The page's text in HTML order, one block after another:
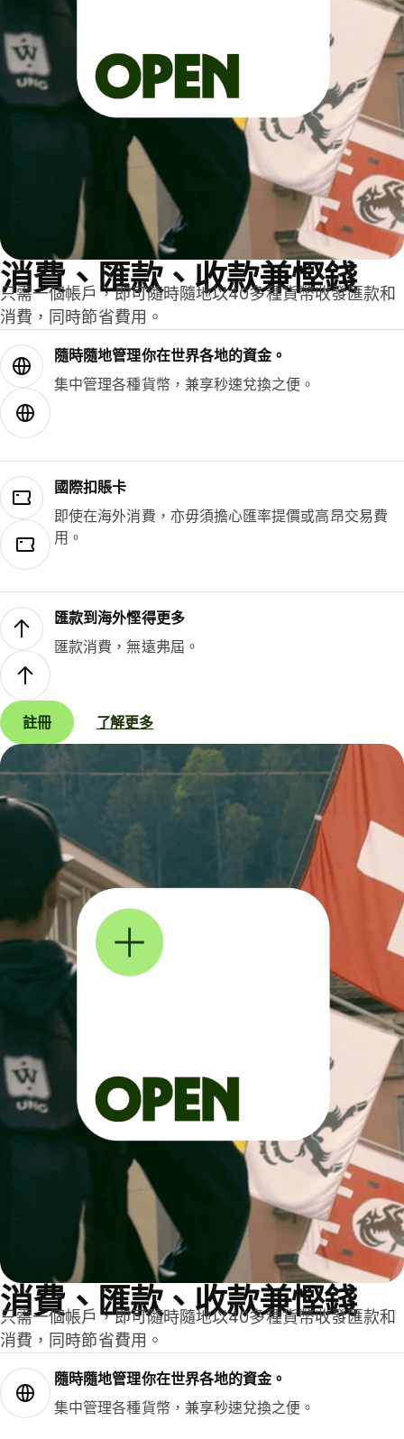
消費、匯款、收款兼慳錢
只需一個帳戶，即可隨時隨地以40多種貨幣收發匯款和
消費，同時節省費用。
隨時隨地管理你在世界各地的資金。
集中管理各種貨幣，兼享秒速兌換之便。
國際扣賬卡
即使在海外消費，亦毋須擔心匯率提價或高昂交易費
用。
匯款到海外慳得更多
匯款消費，無遠弗屆。
註冊 了解更多
消費、匯款、收款兼慳錢
只需一個帳戶，即可隨時隨地以40多種貨幣收發匯款和
消費，同時節省費用。
隨時隨地管理你在世界各地的資金。
集中管理各種貨幣，兼享秒速兌換之便。